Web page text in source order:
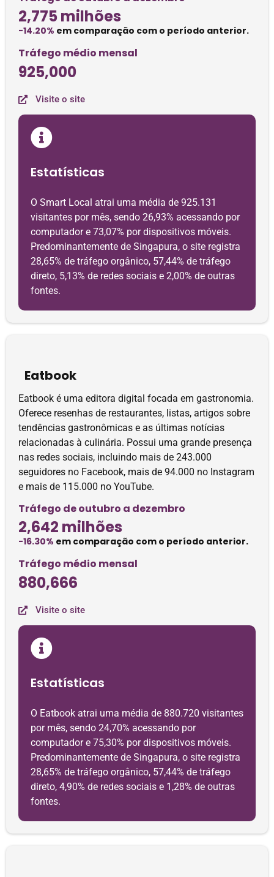
2,775 milhões
-14.20% em comparação com o período anterior.
Tráfego médio mensal
925,000
Visite o site
Estatísticas
O Smart Local atrai uma média de 925.131
visitantes por mês, sendo 26,93% acessando por
computador e 73,07% por dispositivos móveis.
Predominantemente de Singapura, o site registra
28,65% de tráfego orgânico, 57,44% de tráfego
direto, 5,13% de redes sociais e 2,00% de outras
fontes.
Eatbook
Eatbook é uma editora digital focada em gastronomia.
Oferece resenhas de restaurantes, listas, artigos sobre
tendências gastronômicas e as últimas notícias
relacionadas à culinária. Possui uma grande presença
nas redes sociais, incluindo mais de 243.000
seguidores no Facebook, mais de 94.000 no Instagram
e mais de 115.000 no YouTube.
Tráfego de outubro a dezembro
2,642 milhões
-16.30% em comparação com o período anterior.
Tráfego médio mensal
880,666
Visite o site
Estatísticas
O Eatbook atrai uma média de 880.720 visitantes
por mês, sendo 24,70% acessando por
computador e 75,30% por dispositivos móveis.
Predominantemente de Singapura, o site registra
28,65% de tráfego orgânico, 57,44% de tráfego
direto, 4,90% de redes sociais e 1,28% de outras
fontes.